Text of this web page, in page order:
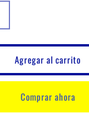
TD27/SPORT3.0/
RADIADOR
NISSAN
FRONTIER
2.5DTi/BD22/
Agregar al carrito
Comprar ahora